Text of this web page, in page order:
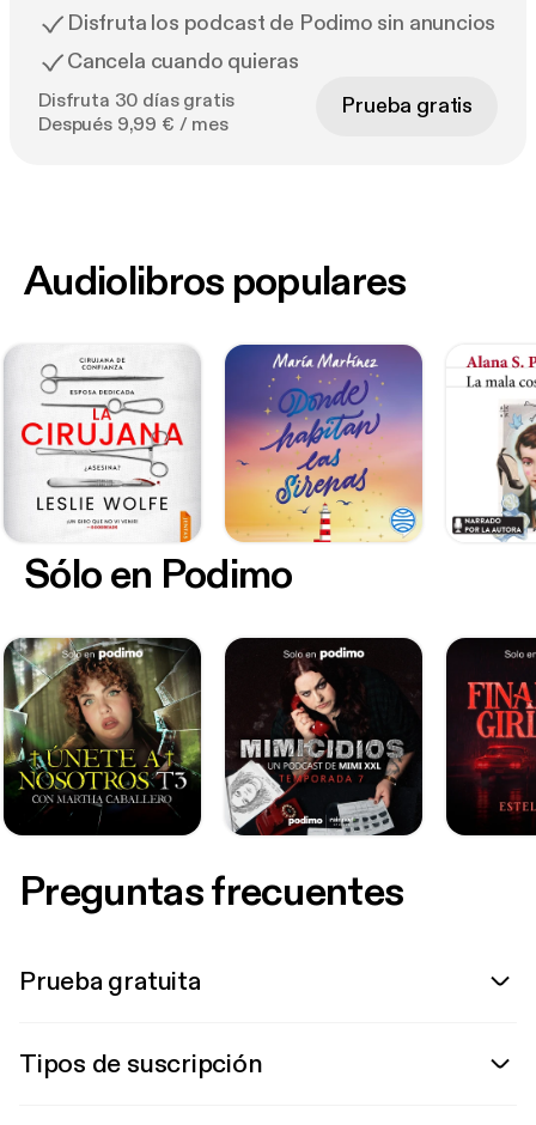
Disfruta los podcast de Podimo sin anuncios
Cancela cuando quieras
Disfruta 30 días gratis
Después 9,99 € / mes
Prueba gratis
Sólo en Podimo
Audiolibros populares
Preguntas frecuentes
Prueba gratuita
Tipos de suscripción